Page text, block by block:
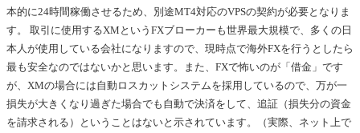
本的に24時間稼働させるため、別途MT4対応のVPSの契約が必要となりま
す。 取引に使用するXMというFXブローカーも世界最大規模で、多くの日
本人が使用している会社になりますので、現時点で海外FXを行うとしたら
最も安全なのではないかと思います。また、FXで怖いのが「借金」です
が、XMの場合には自動ロスカットシステムを採用しているので、万が一
損失が大きくなり過ぎた場合でも自動で決済をして、追証（損失分の資金
を請求される）ということはないと示されています。（実際、ネット上で